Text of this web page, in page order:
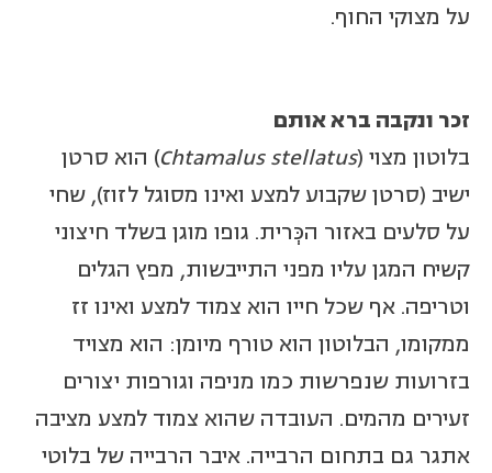
על מצוקי החוף.
זכר ונקבה ברא אותם
בלוטון מצוי (Chtamalus stellatus) הוא סרטן
ישיב (סרטן שקבוע למצע ואינו מסוגל לזוז), שחי
על סלעים באזור הכְּרית. גופו מוגן בשלד חיצוני
קשיח המגן עליו מפני התייבשות, מפץ הגלים
וטריפה. אף שכל חייו הוא צמוד למצע ואינו זז
ממקומו, הבלוטון הוא טורף מיומן: הוא מצויד
בזרועות שנפרשות כמו מניפה וגורפות יצורים
זעירים מהמים. העובדה שהוא צמוד למצע מציבה
אתגר גם בתחום הרבייה. איבר הרבייה של בלוטי